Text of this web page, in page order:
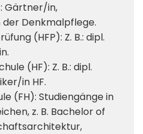
Gärtner/in,
Denkmalpflege.
(HFP): Z. B.: dipl.
(HF): Z. B.: dipl.
in HF.
(FH): Studiengänge in
z. B. Bachelor of